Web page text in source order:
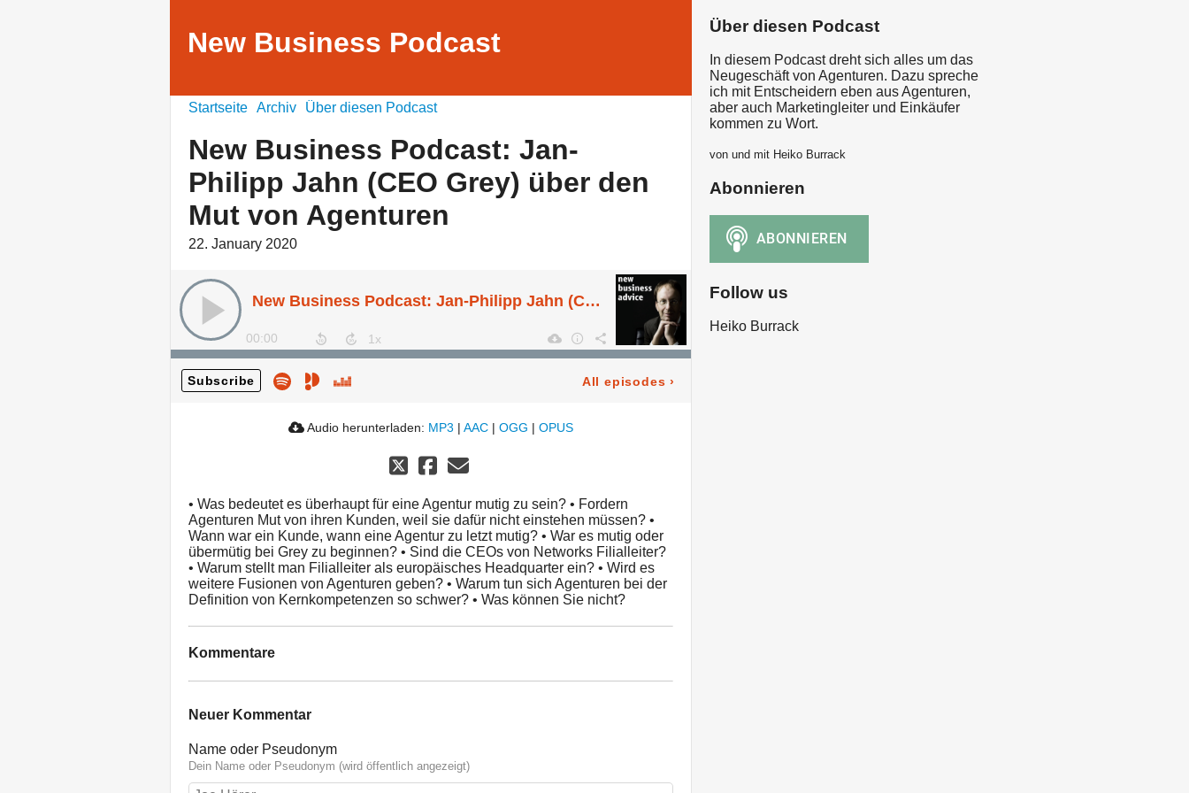
New Business Podcast
Startseite Archiv Über diesen Podcast
New Business Podcast: Jan-
Philipp Jahn (CEO Grey) über den
Mut von Agenturen
22. January 2020
New Business Podcast: Jan-Philipp Jahn (CEO Grey) über den Mut von Agenturen
00:00
Subscribe All episodes ›
Audio herunterladen: MP3 | AAC | OGG | OPUS
• Was bedeutet es überhaupt für eine Agentur mutig zu sein? • Fordern
Agenturen Mut von ihren Kunden, weil sie dafür nicht einstehen müssen? •
Wann war ein Kunde, wann eine Agentur zu letzt mutig? • War es mutig oder
übermütig bei Grey zu beginnen? • Sind die CEOs von Networks Filialleiter?
• Warum stellt man Filialleiter als europäisches Headquarter ein? • Wird es
weitere Fusionen von Agenturen geben? • Warum tun sich Agenturen bei der
Definition von Kernkompetenzen so schwer? • Was können Sie nicht?
Kommentare
Neuer Kommentar
Name oder Pseudonym
Dein Name oder Pseudonym (wird öffentlich angezeigt)
Über diesen Podcast
In diesem Podcast dreht sich alles um das
Neugeschäft von Agenturen. Dazu spreche
ich mit Entscheidern eben aus Agenturen,
aber auch Marketingleiter und Einkäufer
kommen zu Wort.
von und mit Heiko Burrack
Abonnieren
Follow us
Heiko Burrack